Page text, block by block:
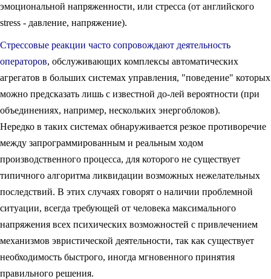
эмоциональной напряженности, или стресса (от английского
stress - давление, напряжение).
Стрессовые реакции часто сопровождают деятельность
операторов, обслуживающих комплексы автоматических
агрегатов в больших системах управления, "поведение" которых
можно предсказать лишь с известной до-лей вероятности (при
объединениях, например, нескольких энергоблоков).
Нередко в таких системах обнаруживается резкое противоречие
между запрограммированным и реальным ходом
производственного процесса, для которого не существует
типичного алгоритма ликвидации возможных нежелательных
последствий. В этих случаях говорят о наличии проблемной
ситуации, всегда требующей от человека максимального
напряжения всех психических возможностей с привлечением
механизмов эвристической деятельности, так как существует
необходимость быстрого, иногда мгновенного принятия
правильного решения.